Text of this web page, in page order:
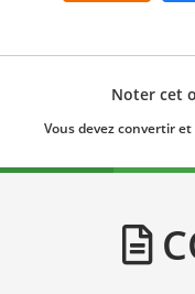
Noter cet
Vous devez convertir